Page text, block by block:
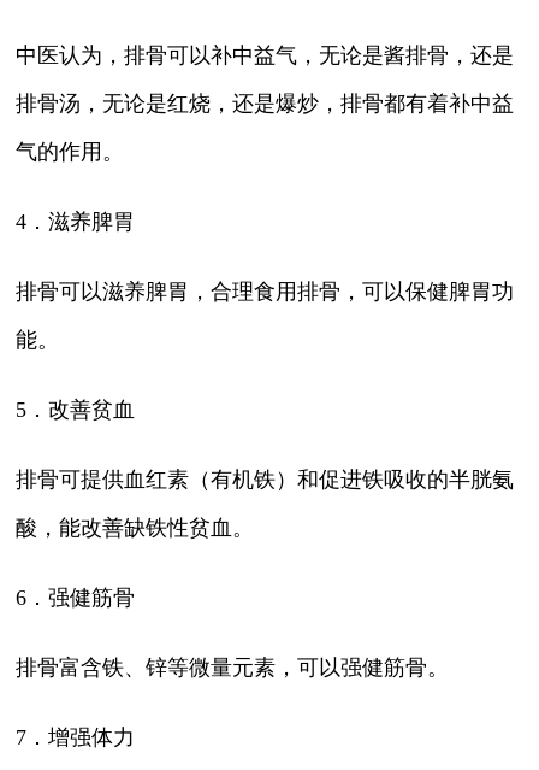
中医认为，排骨可以补中益气，无论是酱排骨，还是
排骨汤，无论是红烧，还是爆炒，排骨都有着补中益
气的作用。
4．滋养脾胃
排骨可以滋养脾胃，合理食用排骨，可以保健脾胃功
能。
5．改善贫血
排骨可提供血红素（有机铁）和促进铁吸收的半胱氨
酸，能改善缺铁性贫血。
6．强健筋骨
排骨富含铁、锌等微量元素，可以强健筋骨。
7．增强体力